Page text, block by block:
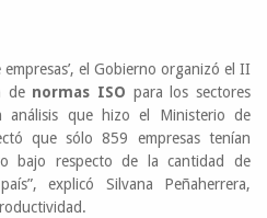
empresas’, el Gobierno organizó el II
de normas ISO para los sectores
análisis que hizo el Ministerio de
que sólo 859 empresas tenían
bajo respecto de la cantidad de
explicó Silvana Peñaherrera,